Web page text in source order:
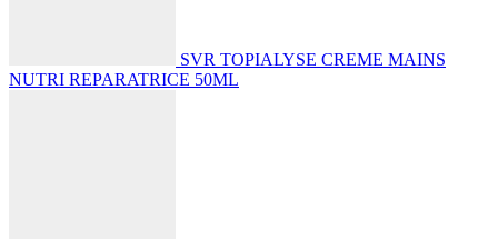
SVR TOPIALYSE CREME MAINS
NUTRI REPARATRICE 50ML